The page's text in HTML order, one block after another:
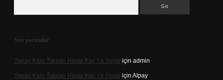
Son yorumlar
Yapay Kalp Takılan Hasta Kaç Yıl Yaşar için admin
Yapay Kalp Takılan Hasta Kaç Yıl Yaşar için Alpay